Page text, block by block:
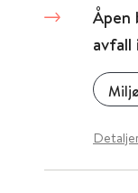
Åpen
avfall